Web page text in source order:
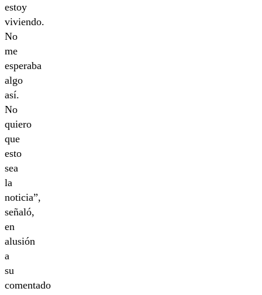
estoy
viviendo.
No
me
esperaba
algo
así.
No
quiero
que
esto
sea
la
noticia”,
señaló,
en
alusión
a
su
comentado